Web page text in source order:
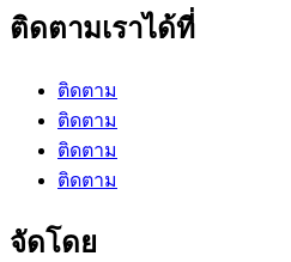
ติดตามเราได้ที่
ติดตาม
ติดตาม
ติดตาม
ติดตาม
จัดโดย